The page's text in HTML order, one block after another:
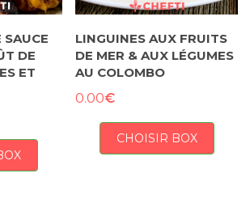
SAUCE
DE
ET
LINGUINES AUX FRUITS
DE MER & AUX LÉGUMES
AU COLOMBO
0.00€
CHOISIR BOX